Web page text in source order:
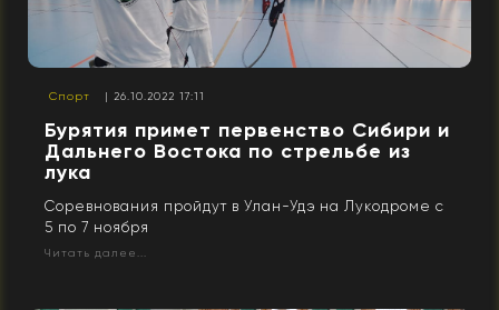
Спорт | 26.10.2022 17:11
Бурятия примет первенство Сибири и
Дальнего Востока по стрельбе из
лука
Соревнования пройдут в Улан-Удэ на Лукодроме с
5 по 7 ноября
Читать далее...